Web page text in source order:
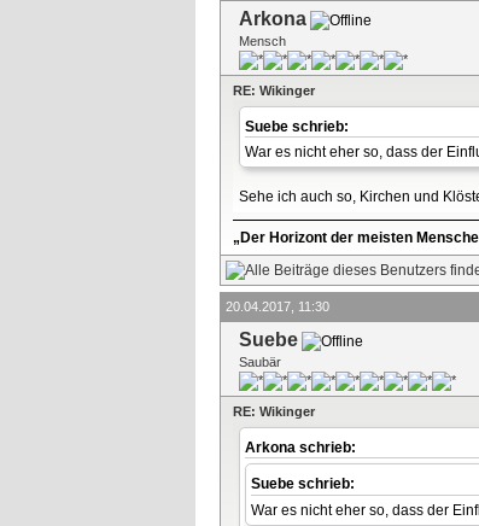
Arkona
Mensch
RE: Wikinger
Suebe schrieb:
War es nicht eher so, dass der
Sehe ich auch so, Kirchen und
„Der Horizont der meisten
20.04.2017, 11:30
Suebe
Saubär
RE: Wikinger
Arkona schrieb:
Suebe schrieb:
War es nicht eher so, dass der